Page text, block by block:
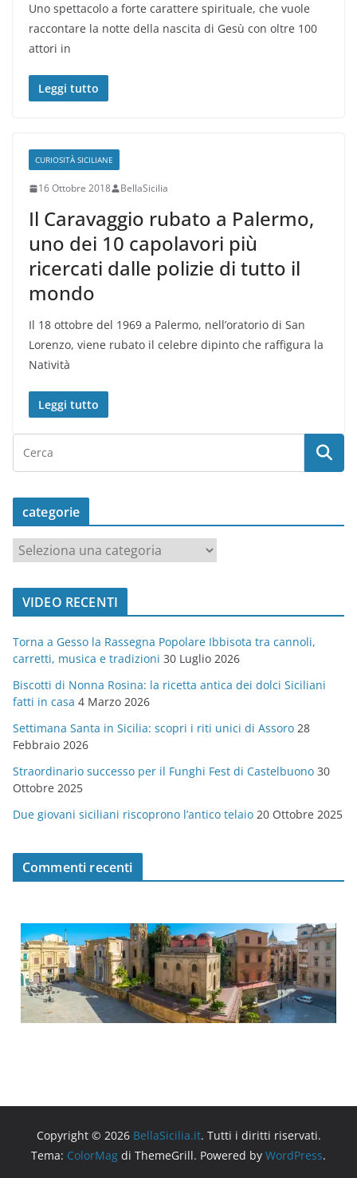
Uno spettacolo a forte carattere spirituale, che vuole
raccontare la notte della nascita di Gesù con oltre 100
attori in
Leggi tutto
CURIOSITÀ SICILIANE
16 Ottobre 2018 BellaSicilia
Il Caravaggio rubato a Palermo,
uno dei 10 capolavori più
ricercati dalle polizie di tutto il
mondo
Il 18 ottobre del 1969 a Palermo, nell’oratorio di San
Lorenzo, viene rubato il celebre dipinto che raffigura la
Natività
Leggi tutto
categorie
t
o
r
i
e
VIDEO RECENTI
Torna a Gesso la Rassegna Popolare Ibbisota tra cannoli,
carretti, musica e tradizioni 30 Luglio 2026
Biscotti di Nonna Rosina: la ricetta antica dei dolci Siciliani
fatti in casa 4 Marzo 2026
Settimana Santa in Sicilia: scopri i riti unici di Assoro 28
Febbraio 2026
Straordinario successo per il Funghi Fest di Castelbuono 30
Ottobre 2025
Due giovani siciliani riscoprono l’antico telaio 20 Ottobre 2025
Commenti recenti
Copyright © 2026 BellaSicilia.it. Tutti i diritti riservati.
Tema: ColorMag di ThemeGrill. Powered by WordPress.